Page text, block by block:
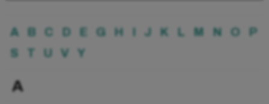
A B C D E G H I J K L M N O
P
S
T U V Y
A